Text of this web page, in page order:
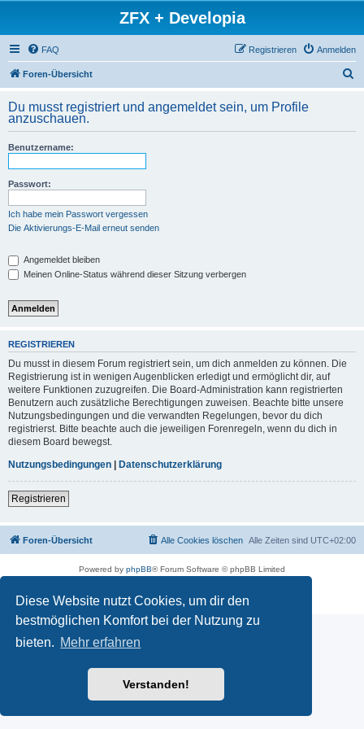
Diese Website nutzt Cookies, um dir den
bestmöglichen Komfort bei der Nutzung zu
bieten. Mehr erfahren
Verstanden!
ZFX + Developia
FAQ Anmelden
Registrieren
Foren-Übersicht
h
Du musst registriert und angemeldet sein, um Profile
anzuschauen.
Benutzername:
Passwort:
Ich habe mein Passwort vergessen
Die Aktivierungs-E-Mail erneut senden
Angemeldet bleiben
Meinen Online-Status während dieser Sitzung verbergen
REGISTRIEREN
Du musst in diesem Forum registriert sein, um dich anmelden zu können. Die
Registrierung ist in wenigen Augenblicken erledigt und ermöglicht dir, auf
weitere Funktionen zuzugreifen. Die Board-Administration kann registrierten
Benutzern auch zusätzliche Berechtigungen zuweisen. Beachte bitte unsere
Nutzungsbedingungen und die verwandten Regelungen, bevor du dich
registrierst. Bitte beachte auch die jeweiligen Forenregeln, wenn du dich in
diesem Board bewegst.
Nutzungsbedingungen | Datenschutzerklärung
Registrieren
Foren-Übersicht Alle Zeiten sind UTC+02:00
Alle Cookies löschen
Powered by phpBB® Forum Software © phpBB Limited
Datenschutz|Nutzungsbedingungen